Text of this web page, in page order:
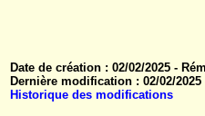
Date de création : 02/02/2025 -
Dernière modification : 02/02/2025
Historique des modifications